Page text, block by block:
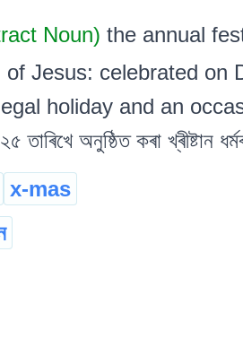
Noun) the annual
Jesus: celebrated on
holiday and an
তাৰিখে অনুষ্ঠিত কৰা খ্ৰীষ্টান
x-mas